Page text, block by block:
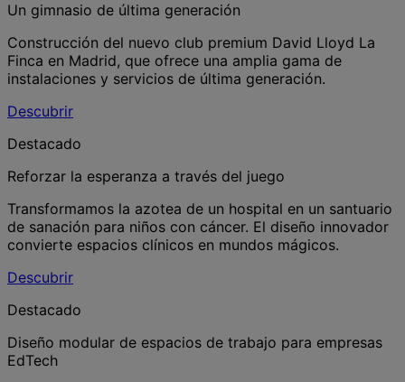
Un gimnasio de última generación
Construcción del nuevo club premium David Lloyd La
Finca en Madrid, que ofrece una amplia gama de
instalaciones y servicios de última generación.
Descubrir
Destacado
Reforzar la esperanza a través del juego
Transformamos la azotea de un hospital en un santuario
de sanación para niños con cáncer. El diseño innovador
convierte espacios clínicos en mundos mágicos.
Descubrir
Destacado
Diseño modular de espacios de trabajo para empresas
EdTech